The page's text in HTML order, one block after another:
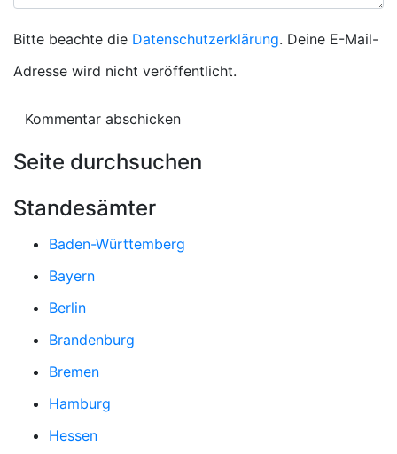
Bitte beachte die Datenschutzerklärung. Deine E-Mail-
Adresse wird nicht veröffentlicht.
Seite durchsuchen
Standesämter
Baden-Württemberg
Bayern
Berlin
Brandenburg
Bremen
Hamburg
Hessen